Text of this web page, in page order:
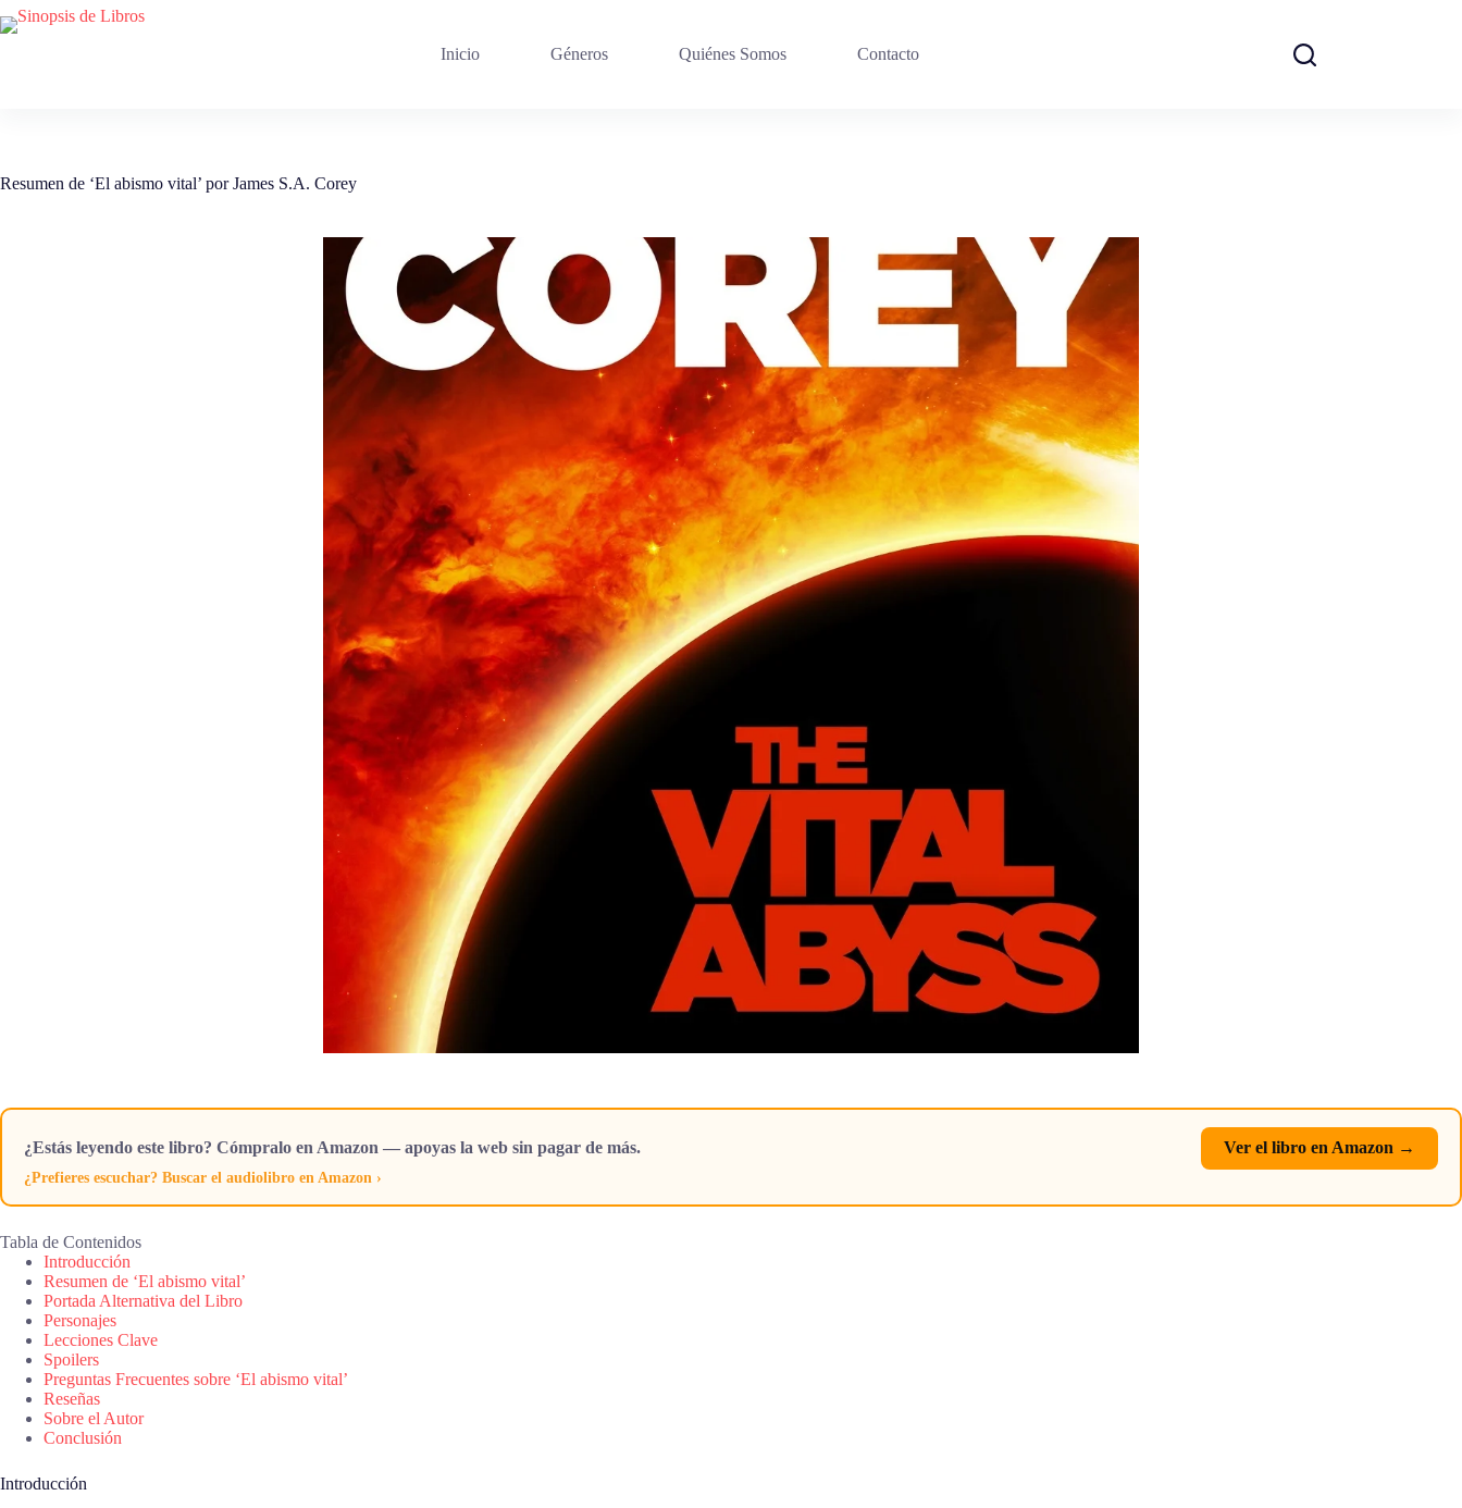
Saltar
al
Inicio Géneros Quiénes Somos Contacto
Resumen de ‘El abismo vital’ por James S.A. Corey
¿Estás leyendo este libro? Cómpralo en Amazon — apoyas la web sin pagar de más. Ver el libro en Amazon →
¿Prefieres escuchar? Buscar el audiolibro en Amazon ›
Tabla de Contenidos
Introducción
Resumen de ‘El abismo vital’
Portada Alternativa del Libro
Personajes
Lecciones Clave
Spoilers
Preguntas Frecuentes sobre ‘El abismo vital’
Reseñas
Sobre el Autor
Conclusión
Introducción